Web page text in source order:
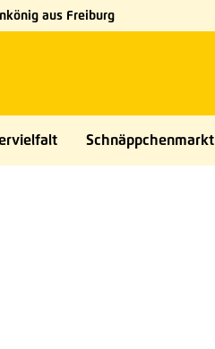
aus Freiburg
Schnäppchenmarkt